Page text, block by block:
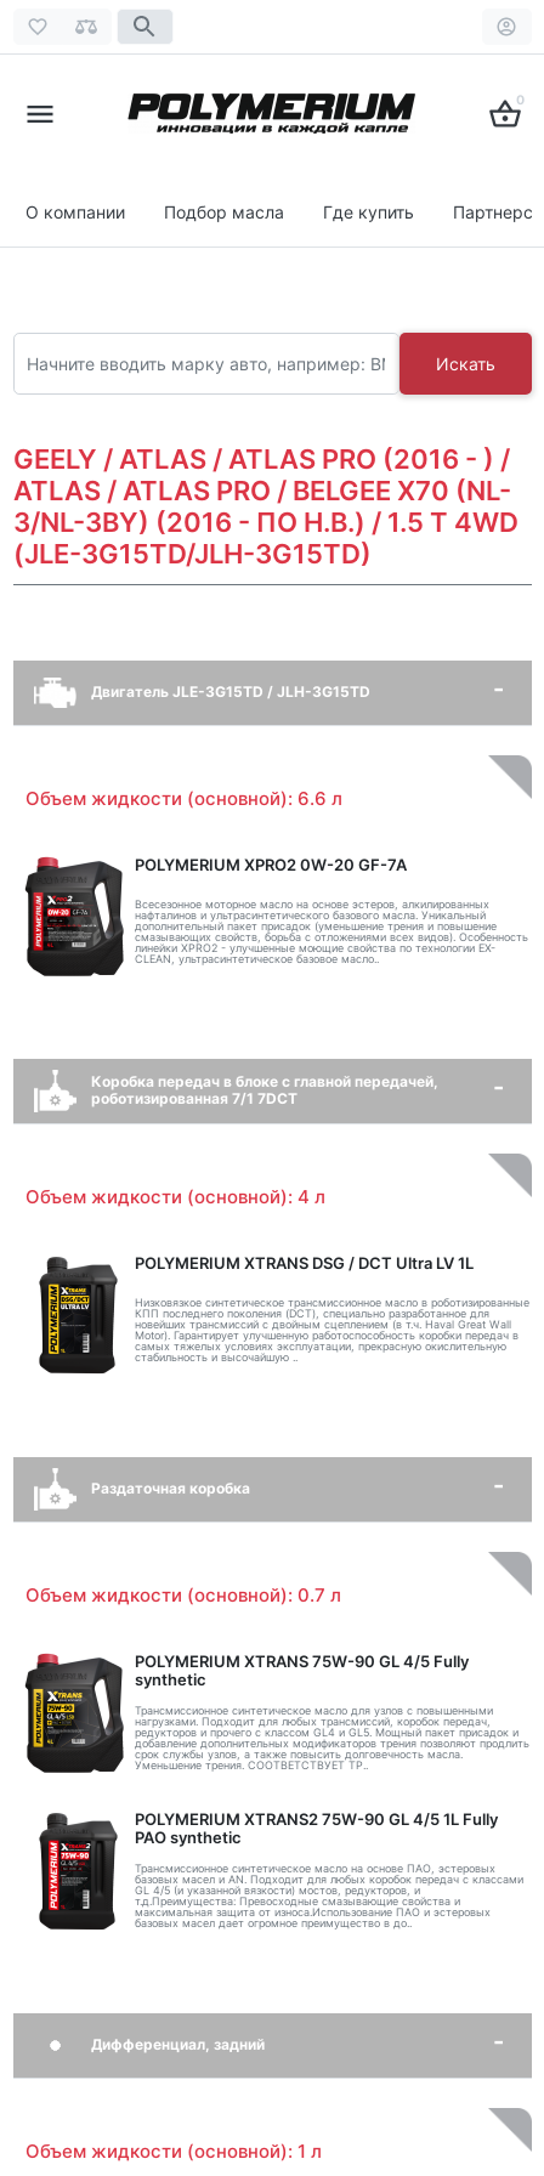
0
О компании Подбор масла Где купить
Искать
GEELY / ATLAS / ATLAS PRO (2016 - ) /
ATLAS / ATLAS PRO / BELGEE X70 (NL-
3/NL-3BY) (2016 - ПО Н.В.) / 1.5 T 4WD
(JLE-3G15TD/JLH-3G15TD)
Двигатель JLE-3G15TD / JLH-3G15TD
Объем жидкости (основной): 6.6 л
POLYMERIUM XPRO2 0W-20 GF-7A
Всесезонное моторное масло на основе эстеров, алкилированных
нафталинов и ультрасинтетического базового масла. Уникальный
дополнительный пакет присадок (уменьшение трения и повышение
смазывающих свойств, борьба с отложениями всех видов). Особенность
линейки XPRO2 - улучшенные моющие свойства по технологии EX-
CLEAN, ультрасинтетическое базовое масло..
Коробка передач в блоке с главной передачей,
роботизированная 7/1 7DCT
Объем жидкости (основной): 4 л
POLYMERIUM XTRANS DSG / DCT Ultra LV 1L
Низковязкое синтетическое трансмиссионное масло в роботизированные
КПП последнего поколения (DCT), специально разработанное для
новейших трансмиссий с двойным сцеплением (в т.ч. Haval Great Wall
Motor). Гарантирует улучшенную работоспособность коробки передач в
самых тяжелых условиях эксплуатации, прекрасную окислительную
стабильность и высочайшую ..
Раздаточная коробка
Объем жидкости (основной): 0.7 л
POLYMERIUM XTRANS 75W-90 GL 4/5 Fully
synthetic
Трансмиссионное синтетическое масло для узлов с повышенными
нагрузками. Подходит для любых трансмиссий, коробок передач,
редукторов и прочего с классом GL4 и GL5. Мощный пакет присадок и
добавление дополнительных модификаторов трения позволяют продлить
срок службы узлов, а также повысить долговечность масла.
Уменьшение трения. СООТВЕТСТВУЕТ ТР..
POLYMERIUM XTRANS2 75W-90 GL 4/5 1L Fully
PAO synthetic
Трансмиссионное синтетическое масло на основе ПАО, эстеровых
базовых масел и AN. Подходит для любых коробок передач с классами
GL 4/5 (и указанной вязкости) мостов, редукторов, и
т.д.Преимущества: Превосходные смазывающие свойства и
максимальная защита от износа.Использование ПАО и эстеровых
базовых масел дает огромное преимущество в до..
Дифференциал, задний
Объем жидкости (основной): 1 л